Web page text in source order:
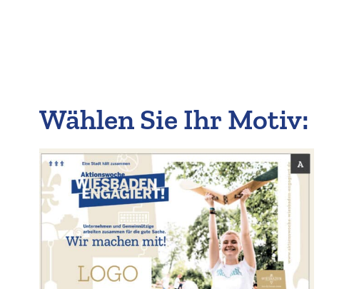
Wählen Sie Ihr Motiv: